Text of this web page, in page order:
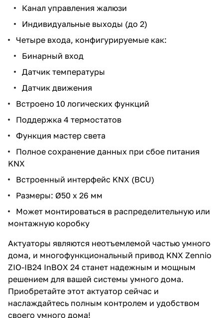
Канал управления жалюзи
Индивидуальные выходы (до 2)
Четыре входа, конфигурируемые как:
Бинарный вход
Датчик температуры
Датчик движения
Встроено 10 логических функций
Поддержка 4 термостатов
Функция мастер света
Полное сохранение данных при сбое питания
KNX
Встроенный интерфейс KNX (BCU)
Размеры: Ø50 x 26 мм
Может монтироваться в распределительную или
монтажную коробку
Актуаторы являются неотъемлемой частью умного
дома, и многофункциональный привод KNX Zennio
ZIO-IB24 InBOX 24 станет надежным и мощным
решением для вашей системы умного дома.
Приобретайте этот актуатор сейчас и
наслаждайтесь полным контролем и удобством
своего умного дома!